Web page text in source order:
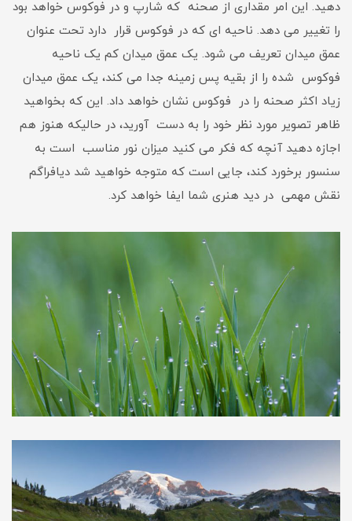
دهید. این امر مقداری از صحنه که شارپ و در فوکوس خواهد بود
را تغییر می دهد. ناحیه ای که در فوکوس قرار دارد تحت عنوان
عمق میدان تعریف می شود. یک عمق میدان کم یک ناحیه
فوکوس شده را از بقیه پس زمینه جدا می کند، یک عمق میدان
زیاد اکثر صحنه را در فوکوس نشان خواهد داد. این که بخواهید
ظاهر تصویر مورد نظر خود را به دست آورید، در حالیکه هنوز هم
اجازه دهید آنچه که فکر می کنید میزان نور مناسب است به
سنسور برخورد کند، جایی است که متوجه خواهید شد دیافراگم
نقش مهمی در دید هنری شما ایفا خواهد کرد.